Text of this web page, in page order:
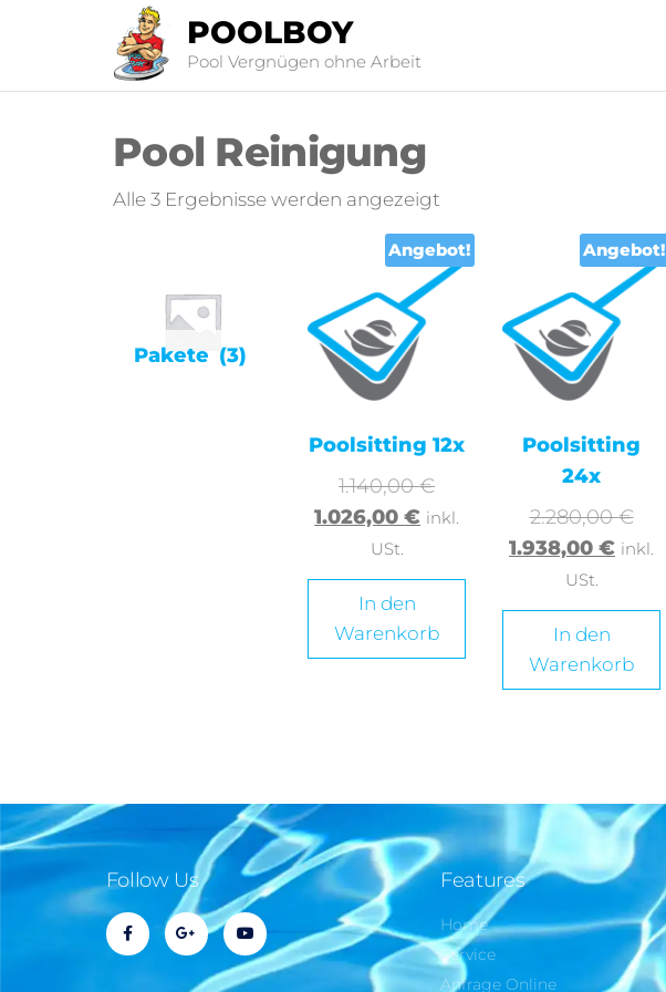
POOLBOY
Pool Vergnügen ohne Arbeit
Pool Reinigung
Alle 3 Ergebnisse werden angezeigt
Pakete (3)
Angebot!
Poolsitting 12x
1.140,00€
1.026,00€ inkl.
USt.
In den
Warenkorb
Angebot!
Poolsitting
24x
2.280,00€
1.938,00 € inkl.
USt.
In den
Warenkorb
Follow Us Features
Home
Service
Anfrage Online